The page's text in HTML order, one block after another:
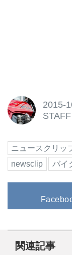
2015-
STAFF
ニュースクリッ
newsclip
バイ
関連記事